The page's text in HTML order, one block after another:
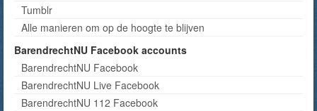
Tumblr
Alle manieren om op de hoogte te blijven
BarendrechtNU Facebook accounts
BarendrechtNU Facebook
BarendrechtNU Live Facebook
BarendrechtNU 112 Facebook